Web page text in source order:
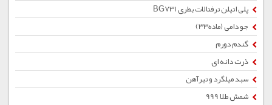
پلی اتیلن ترفتالات بطری BG731
جو دامی (ماده33)
گندم دورم
ذرت دانه ای
سبد میلگرد و تیرآهن
شمش طلا 999